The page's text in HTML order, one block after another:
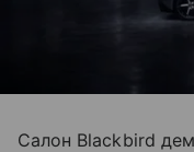
Салон Blackbird